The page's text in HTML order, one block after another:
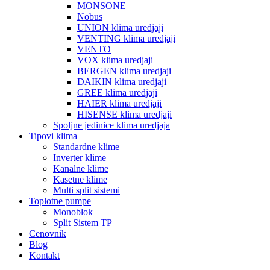
MONSONE
Nobus
UNION klima uredjaji
VENTING klima uredjaji
VENTO
VOX klima uredjaji
BERGEN klima uredjaji
DAIKIN klima uredjaji
GREE klima uredjaji
HAIER klima uredjaji
HISENSE klima uredjaji
Spoljne jedinice klima uredjaja
Tipovi klima
Standardne klime
Inverter klime
Kanalne klime
Kasetne klime
Multi split sistemi
Toplotne pumpe
Monoblok
Split Sistem TP
Cenovnik
Blog
Kontakt